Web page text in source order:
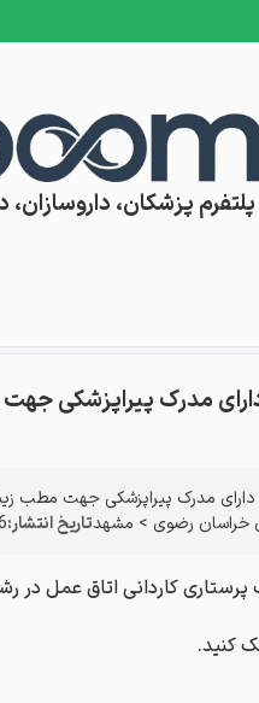
پلتفرم پزشکان، داروسازان،
مدرک پیراپزشکی
دارای مدرک پیراپزشکی جهت مطب
خراسان رضوی > مشهدتاریخ انتشار:16
کاردانی اتاق عمل در
کنید.